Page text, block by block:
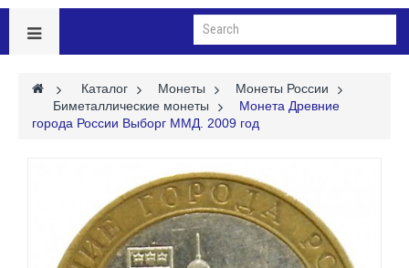
> Каталог > Монеты >
Монеты России
Биметаллические монеты >
Монета Древние
города России Выборг ММД. 2009 год